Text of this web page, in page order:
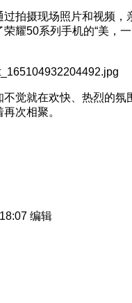
拍摄现场照片和视频，
耀50系列手机的“美，一
觉就在欢快、热烈的氛
次相聚。
编辑